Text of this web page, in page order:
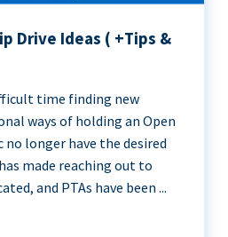
Drive Ideas ( +Tips &
time finding new
ways of holding an Open
no longer have the desired
made reaching out to
and PTAs have been ...